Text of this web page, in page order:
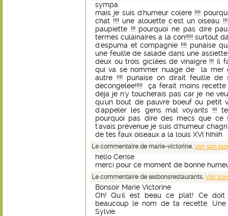
sympa
mais je suis d'humeur colère !!!!
chat !!!! une alouette c'est un oiseau
paupiette !!! pourquoi ne pas dire
termes culainaires a la con!!!!! surtout
d'espuma et compagnie !!!! punaise
une feuille de salade dans une
deux ou trois giclées de vinaigre !!! il
qui va se nommer nuage de la mer
autre !!!! punaise on dirait feuille
décongelée!!!!! ça ferait moins
déja je n'y toucherais pas car je ne
qu'un bout de pauvre boeuf ou petit
d'appeler les gens mal voyants !!!
pourquoi pas dire des mecs que ce
t'avais prévenue je suis d'humeur
de tes faux oiseaux a la louis XVI hihiih
Le commentaire de marie-victorine. Voir son
hello Cerise
merci pour ce moment de bonne
Le commentaire de lesbonsrestaurants. Voir
Bonsoir Marie Victorine
Oh! Qu'il est beau ce plat! Ce doit
beaucoup le nom de ta recette. Une
Sylvie.